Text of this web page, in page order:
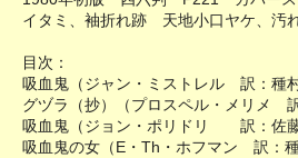
イタミ、袖折れ跡 天地小口ヤケ、汚
目次：
吸血鬼（ジャン・ミストレル 訳：種村
グヅラ（抄）（プロスペル・メリメ
吸血鬼（ジョン・ポリドリ 訳：佐藤
吸血鬼の女（E・Th・ホフマン 訳：種